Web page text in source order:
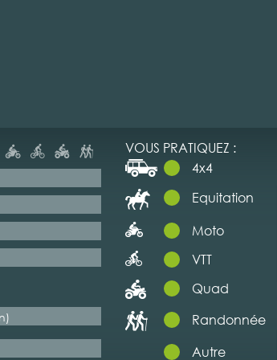
VOUS PRATIQUEZ :
4x4
Equitation
Moto
VTT
Quad
Randonnée
Autre